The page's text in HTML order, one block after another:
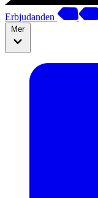
Erbjudanden
Mer